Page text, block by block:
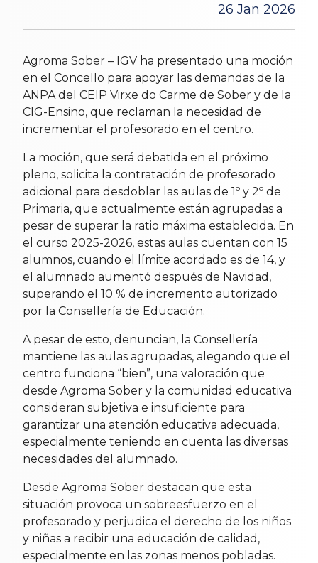
26 Jan 2026
Agroma Sober – IGV ha presentado una moción
en el Concello para apoyar las demandas de la
ANPA del CEIP Virxe do Carme de Sober y de la
CIG-Ensino, que reclaman la necesidad de
incrementar el profesorado en el centro.
La moción, que será debatida en el próximo
pleno, solicita la contratación de profesorado
adicional para desdoblar las aulas de 1º y 2º de
Primaria, que actualmente están agrupadas a
pesar de superar la ratio máxima establecida. En
el curso 2025-2026, estas aulas cuentan con 15
alumnos, cuando el límite acordado es de 14, y
el alumnado aumentó después de Navidad,
superando el 10 % de incremento autorizado
por la Consellería de Educación.
A pesar de esto, denuncian, la Consellería
mantiene las aulas agrupadas, alegando que el
centro funciona “bien”, una valoración que
desde Agroma Sober y la comunidad educativa
consideran subjetiva e insuficiente para
garantizar una atención educativa adecuada,
especialmente teniendo en cuenta las diversas
necesidades del alumnado.
Desde Agroma Sober destacan que esta
situación provoca un sobreesfuerzo en el
profesorado y perjudica el derecho de los niños
y niñas a recibir una educación de calidad,
especialmente en las zonas menos pobladas.